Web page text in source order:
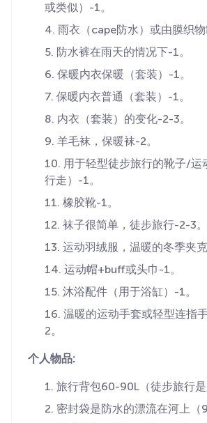
或类似）-1。
雨衣（cape防水）或由膜织物
防水裤在雨天的情况下-1。
保暖内衣保暖（套装）-1。
保暖内衣普通（套装）-1。
内衣（套装）的变化-2-3。
羊毛袜，保暖袜-2。
用于轻型徒步旅行的靴子/运
行走）-1。
橡胶靴-1。
袜子很简单，徒步旅行-2-3。
运动羽绒服，温暖的冬季夹克
运动帽+buff或头巾-1。
沐浴配件（用于浴缸）-1。
温暖的运动手套或轻型连指
2。
个人物品:
旅行背包60-90L（徒步旅行是
密封袋是防水的漂流在河上（